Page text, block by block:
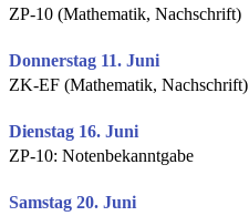
ZP-10 (Mathematik, Nachschrift)
Donnerstag 11. Juni
ZK-EF (Mathematik, Nachschrift)
Dienstag 16. Juni
ZP-10: Notenbekanntgabe
Samstag 20. Juni